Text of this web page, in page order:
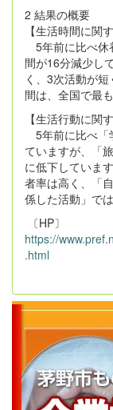
2 結果の概要
【生活時間に関
5年前に比べ休
間が16分減少し
く、3次活動が
間は、全国で最
【生活行動に関
5年前に比べ「
ていますが、「
に低下していま
者率は高く、「
係した活動」で
〔HP〕
https://
.html